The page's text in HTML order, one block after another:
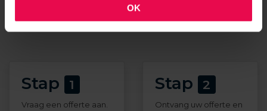
OK
Onze lokale kennis van Groningse bouw en
vakkennis
Stap 1
Vraag een offerte aan.
Stap 2
Ontvang uw offerte en